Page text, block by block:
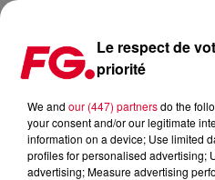
TOMORROWLAND DÉVOILE UNE
Publié : 14 février 2022 à
Le respect de
priorité
We and our (447) partnersdo the
your consent and/or our legitimate
information on a device; Use limited
profiles for personalised advertising;
advertising; Measure advertising